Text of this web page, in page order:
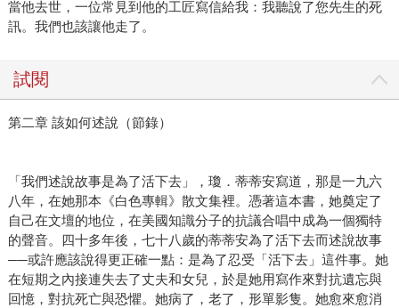
當他去世，一位常見到他的工匠寫信給我：我聽說了您先生的死
訊。我們也該讓他走了。
試閱
第二章 該如何述說（節錄）
「我們述說故事是為了活下去」，瓊．蒂蒂安寫道，那是一九六
八年，在她那本《白色專輯》散文集裡。憑著這本書，她奠定了
自己在文壇的地位，在美國知識分子的抗議合唱中成為一個獨特
的聲音。四十多年後，七十八歲的蒂蒂安為了活下去而述說故事
──或許應該說得更正確一點：是為了忍受「活下去」這件事。她
在短期之內接連失去了丈夫和女兒，於是她用寫作來對抗遺忘與
回憶，對抗死亡與恐懼。她病了，老了，形單影隻。她愈來愈消